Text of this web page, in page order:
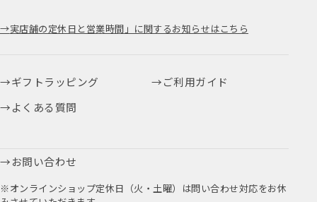
実店舗の定休日と営業時間」に関するお知らせはこちら
ギフトラッピング
ご利用ガイド
よくある質問
お問い合わせ
※オンラインショップ定休日（火・土曜）は問い合わせ対応をお休